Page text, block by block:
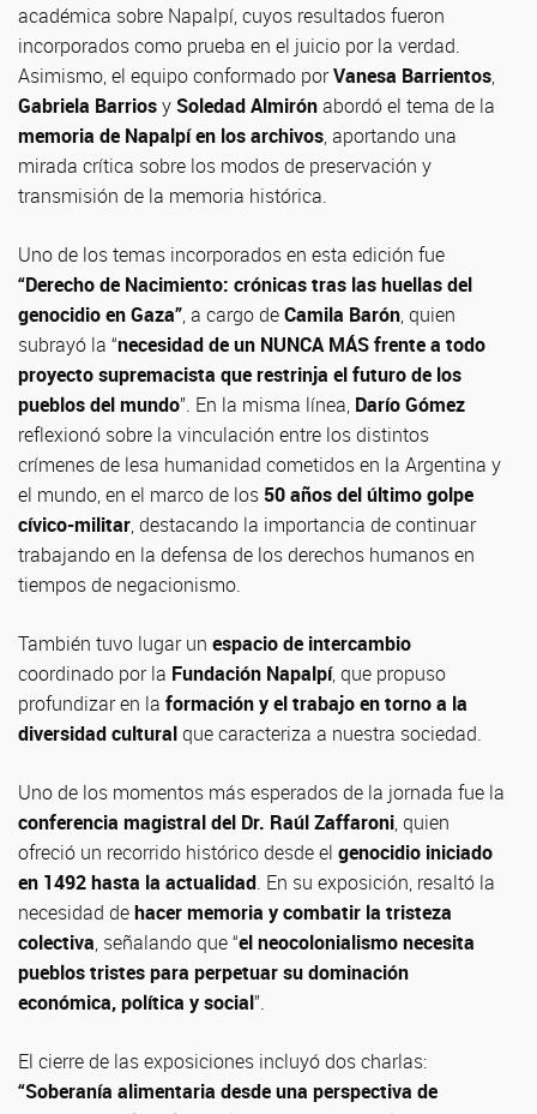
académica sobre Napalpí, cuyos resultados fueron
incorporados como prueba en el juicio por la verdad.
Asimismo, el equipo conformado porVanesa Barrientos,
Gabriela Barriosy Soledad Almirónabordó el tema de la
memoria de Napalpí en los archivos, aportando una
mirada crítica sobre los modos de preservación y
transmisión de la memoria histórica.
Uno de los temas incorporados en esta edición fue
“Derecho de Nacimiento: crónicas tras las huellas del
genocidio en Gaza”, a cargo deCamila Barón, quien
subrayó la “necesidad de un NUNCA MÁS frente a todo
proyecto supremacista que restrinja el futuro de los
pueblos del mundo”. En la misma línea, Darío Gómez
reflexionó sobre la vinculación entre los distintos
crímenes de lesa humanidad cometidos en la Argentina y
el mundo, en el marco de los 50 años del último golpe
cívico-militar, destacando la importancia de continuar
trabajando en la defensa de los derechos humanos en
tiempos de negacionismo.
También tuvo lugar un espacio de intercambio
coordinado por la Fundación Napalpí, que propuso
profundizar en la formación y el trabajo en torno a la
diversidad culturalque caracteriza a nuestra sociedad.
Uno de los momentos más esperados de la jornada fue la
conferencia magistral del Dr. Raúl Zaffaroni, quien
ofreció un recorrido histórico desde el genocidio iniciado
en 1492 hasta la actualidad. En su exposición, resaltó la
necesidad dehacer memoria y combatir la tristeza
colectiva, señalando que “el neocolonialismo necesita
pueblos tristes para perpetuar su dominación
económica, política y social”.
El cierre de las exposiciones incluyó dos charlas:
“Soberanía alimentaria desde una perspectiva de